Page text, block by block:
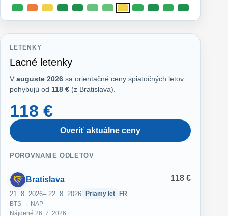
LETENKY
Lacné letenky
V auguste 2026 sa orientačné ceny spiatočných letov
pohybujú od 118 € (z Bratislava).
118 €
Overiť aktuálne ceny
POROVNANIE ODLETOV
Bratislava
21. 8. 2026– 22. 8. 2026 Priamy let FR
BTS → NAP
Nájdené 26. 7. 2026
118 €